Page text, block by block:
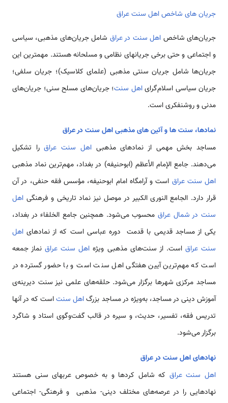
جریان های شاخص اهل سنت عراق
جریان‌های شاخص اهل سنت در عراق شامل جریان‌های مذهبی، سیاسی
و اجتماعی و حتی برخی جریانهای نظامی و مسلحانه هستند. مهمترین این
جریان‌ها شامل جریان سنتی مذهبی (علمای کلاسیک)؛ جریان سلفی؛
جریان سیاسی اسلام‌گرایاهل سنت؛ جریان‌های مسلح سنی؛ جریان‌های
مدنی و روشنفکری است.
نمادها، سنت ها و آئین های مذهبی اهل سنت در عراق
مساجد بخش مهمی از نمادهای مذهبیاهل سنت عراقرا تشکیل
می‌دهند. جامع الإمام الأعظم (ابوحنیفه) در بغداد، مهم‌ترین نماد مذهبی
اهل سنت عراق است و آرامگاه امام ابوحنیفه، مؤسس فقه حنفی، در آن
قرار دارد. الجامع النوری الكبیر در موصل نیز نماد تاریخی و فرهنگی اهل
سنت در شمال عراق محسوب می‌شود. همچنین جامع الخلفاء در بغداد،
یکی از مساجد قدیمی با قدمت دوره عباسی است که از نمادهای اهل
سنت عراق است. از سنت‌های مذهبی ویژه اهل سنت عراقنماز جمعه
است که مهم‌ترین آیین هفتگی اهل سنت است و با حضور گسترده در
مساجد مرکزی شهرها برگزار می‌شود. حلقه‌های علمی نیز سنت دیرینه‌ی
آموزش دینی در مساجد، به‌ویژه در مساجد بزرگاهل سنتاست که در آنها
تدریس فقه، تفسیر، حدیث، و سیره در قالب گفت‌وگوی استاد و شاگرد
برگزار می‌شود.
نهادهای اهل سنت در عراق
اهل سنت عراق که شامل کردها و به خصوص عربهای سنی هستند
نهادهایی را در عرصه‌های مختلف دینی- مذهبی و فرهنگی- اجتماعی